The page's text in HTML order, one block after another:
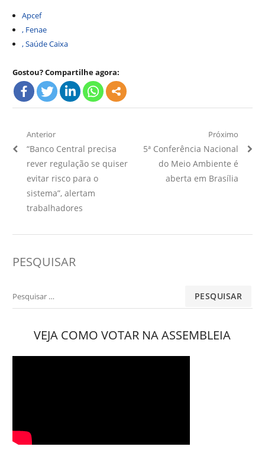
Apcef
, Fenae
, Saúde Caixa
Gostou? Compartilhe agora:
Navegação
de
Post
Anterior
Artigo
Anterior:
“Banco Central precisa
rever regulação se quiser
evitar risco para o
sistema”, alertam
trabalhadores
Próximo
Próximo
Artigo:
5ª Conferência Nacional
do Meio Ambiente é
aberta em Brasília
PESQUISAR
Pesquisar
VEJA COMO VOTAR NA ASSEMBLEIA